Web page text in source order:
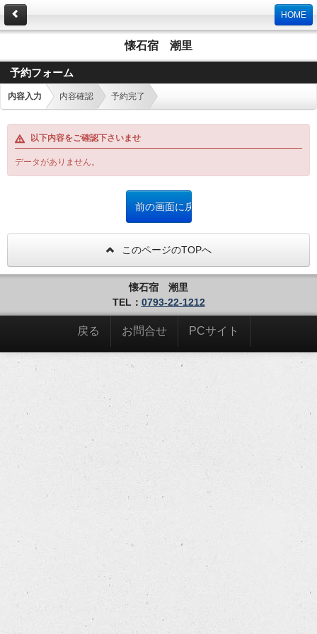
HOME
懐石宿 潮里
予約フォーム
内容入力 内容確認 予約完了
以下内容をご確認下さいませ
データがありません。
このページのTOPへ
懐石宿 潮里
TEL： 0793-22-1212
戻る お問合せ PCサイト